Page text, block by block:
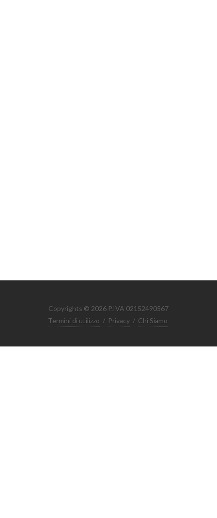
Copyrights © 2026 P.IVA 02152490567
Termini di utilizzo / Privacy / Chi Siamo